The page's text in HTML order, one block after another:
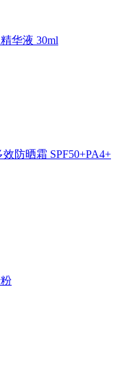
华液 30ml
防晒霜 SPF50+PA4+